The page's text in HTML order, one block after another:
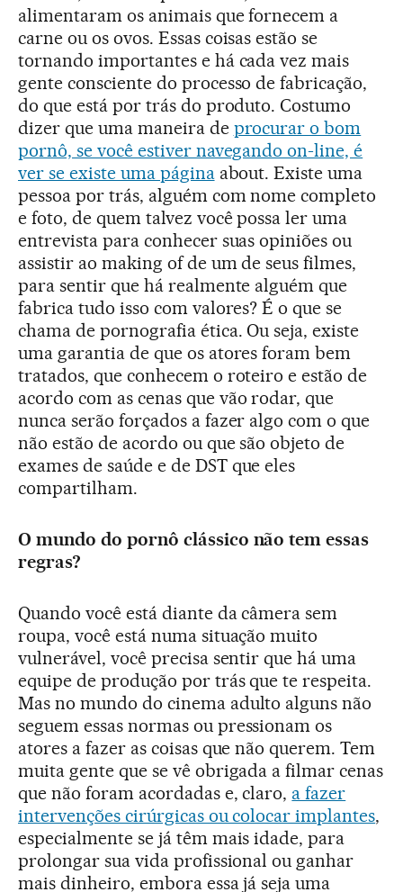
alimentaram os animais que fornecem a
carne ou os ovos. Essas coisas estão se
tornando importantes e há cada vez mais
gente consciente do processo de fabricação,
do que está por trás do produto. Costumo
dizer que uma maneira de procurar o bom
pornô, se você estiver navegando on-line, é
ver se existe uma páginaabout. Existe uma
pessoa por trás, alguém com nome completo
e foto, de quem talvez você possa ler uma
entrevista para conhecer suas opiniões ou
assistir ao making of de um de seus filmes,
para sentir que há realmente alguém que
fabrica tudo isso com valores? É o que se
chama de pornografia ética. Ou seja, existe
uma garantia de que os atores foram bem
tratados, que conhecem o roteiro e estão de
acordo com as cenas que vão rodar, que
nunca serão forçados a fazer algo com o que
não estão de acordo ou que são objeto de
exames de saúde e de DST que eles
compartilham.
O mundo do pornô clássico não tem essas
regras?
Quando você está diante da câmera sem
roupa, você está numa situação muito
vulnerável, você precisa sentir que há uma
equipe de produção por trás que te respeita.
Mas no mundo do cinema adulto alguns não
seguem essas normas ou pressionam os
atores a fazer as coisas que não querem. Tem
muita gente que se vê obrigada a filmar cenas
que não foram acordadas e, claro, a fazer
intervenções cirúrgicas ou colocar implantes,
especialmente se já têm mais idade, para
prolongar sua vida profissional ou ganhar
mais dinheiro, embora essa já seja uma